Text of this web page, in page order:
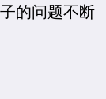
的问题不断